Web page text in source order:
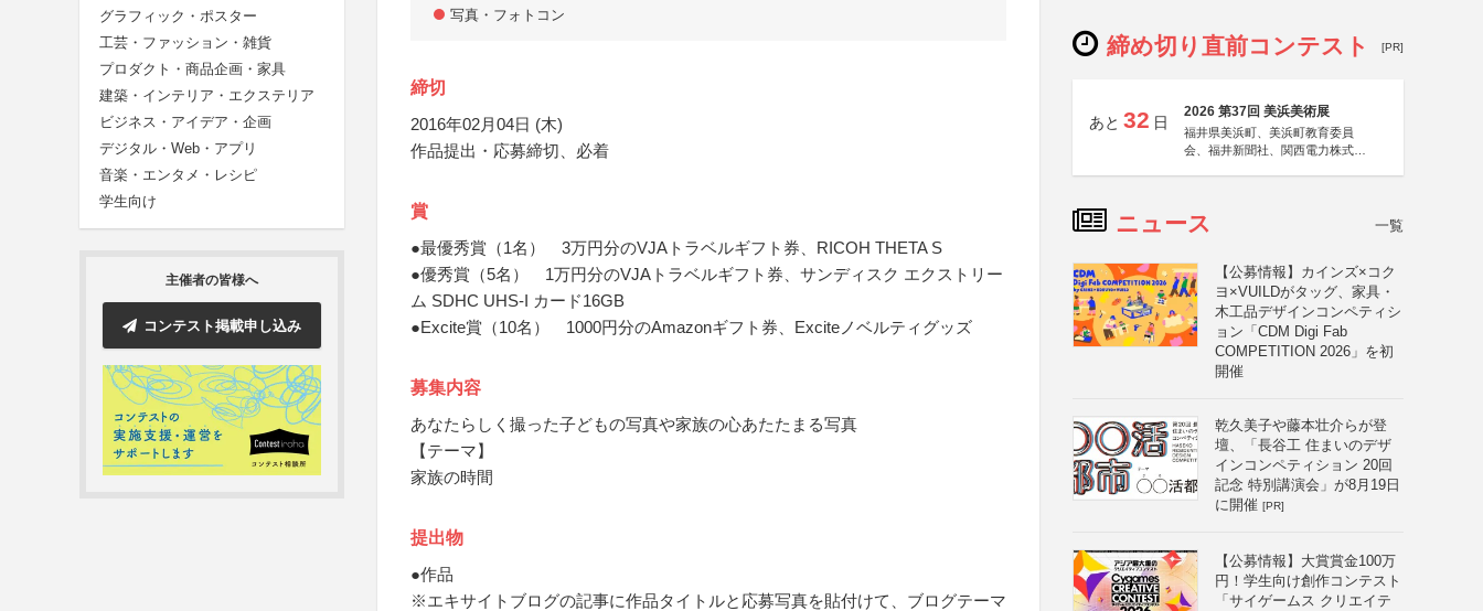
グラフィック・ポスター
工芸・ファッション・雑貨
プロダクト・商品企画・家具
建築・インテリア・エクステリア
ビジネス・アイデア・企画
デジタル・Web・アプリ
音楽・エンタメ・レシピ
学生向け
主催者の皆様へ
コンテスト掲載申し込み
写真・フォトコン
締切
2016年02月04日 (木)
作品提出・応募締切、必着
賞
●最優秀賞（1名） 3万円分のVJAトラベルギフト券、RICOH THETA S
●優秀賞（5名） 1万円分のVJAトラベルギフト券、サンディスク エクストリー
ム SDHC UHS-I カード16GB
●Excite賞（10名） 1000円分のAmazonギフト券、Exciteノベルティグッズ
募集内容
あなたらしく撮った子どもの写真や家族の心あたたまる写真
【テーマ】
家族の時間
提出物
●作品
※エキサイトブログの記事に作品タイトルと応募写真を貼付けて、ブログテーマ
締め切り直前コンテスト [PR]
あと 32 日
2026 第37回 美浜美術展
福井県美浜町、美浜町教育委員
会、福井新聞社、関西電力株式会
ニュース 一覧
【公募情報】カインズ×コク
ヨ×VUILDがタッグ、家具・
木工品デザインコンペティシ
ョン「CDM Digi Fab
COMPETITION 2026」を初
開催
乾久美子や藤本壮介らが登
壇、「長谷工 住まいのデザ
インコンペティション 20回
記念 特別講演会」が8月19日
に開催 [PR]
【公募情報】大賞賞金100万
円！学生向け創作コンテスト
「サイゲームス クリエイテ